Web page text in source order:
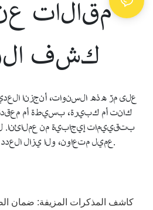
مقالات
كشف
على مرّ هذه السنوات، أنجزنا
كانت أم كبيرة، بسيطة أم
عميل متعاون، ولا يزال العدد في ازدياد مستمر.
كاشف المذكرات المزيفة: ضمان